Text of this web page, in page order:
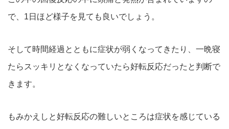
で、1日ほど様子を見ても良いでしょう。
そして時間経過とともに症状が弱くなってきたり、一晩寝
たらスッキリとなくなっていたら好転反応だったと判断で
きます。
もみかえしと好転反応の難しいところは症状を感じている